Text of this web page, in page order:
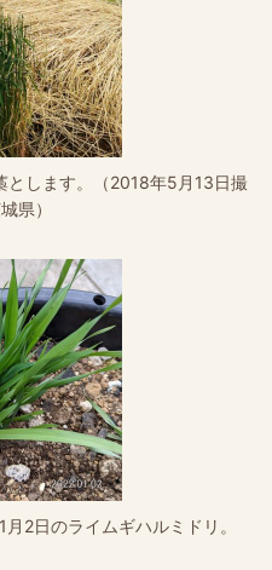
とします。（2018年5月13日撮
県）
2日のライムギハルミドリ。